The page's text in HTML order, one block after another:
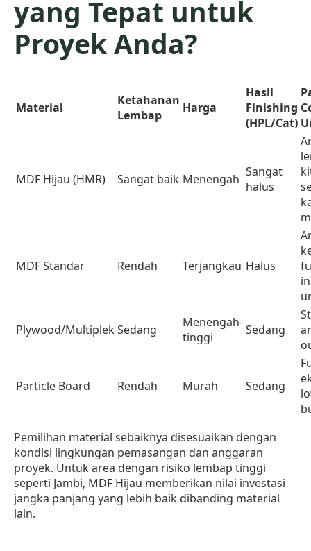
yang Tepat untuk
Proyek Anda?
Material
Ketahanan
Lembap
Harga
Hasil
Finishing
(HPL/Cat)
MDF Hijau (HMR) Sangat baik Menengah Sangat
halus
MDF Standar Rendah Terjangkau Halus
Plywood/MultiplekSedang
Menengah-
tinggi
Sedang
Particle Board Rendah Murah Sedang
Pemilihan material sebaiknya disesuaikan dengan
kondisi lingkungan pemasangan dan anggaran
proyek. Untuk area dengan risiko lembap tinggi
seperti Jambi, MDF Hijau memberikan nilai investasi
jangka panjang yang lebih baik dibanding material
lain.